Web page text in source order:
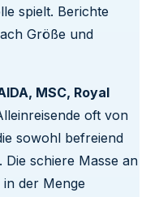
spielt. Berichte
Größe und
MSC, Royal
oft von
sowohl befreiend
schiere Masse an
der Menge